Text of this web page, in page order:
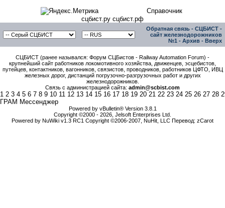
Справочник
сцбист.ру сцбист.рф
Обратная связь - СЦБИСТ -
сайт железнодорожников
№1 - Архив - Вверх
СЦБИСТ (ранее назывался: Форум СЦБистов - Railway Automation Forum) -
крупнейший сайт работников локомотивного хозяйства, движенцев, эсцебистов,
путейцев, контактников, вагонников, связистов, проводников, работников ЦФТО, ИВЦ
железных дорог, дистанций погрузочно-разгрузочных работ и других
железнодорожников.
Связь с администрацией сайта: admin@scbist.com
1 2 3 4 5 6 7 8 9 10 11 12 13 14 15 16 17 18 19 20 21 22 23 24 25 26 27 28
ГРАМ Мессенджер
Powered by vBulletin® Version 3.8.1
Copyright ©2000 - 2026, Jelsoft Enterprises Ltd.
Powered by NuWiki v1.3 RC1 Copyright ©2006-2007, NuHit, LLC Перевод: zCarot